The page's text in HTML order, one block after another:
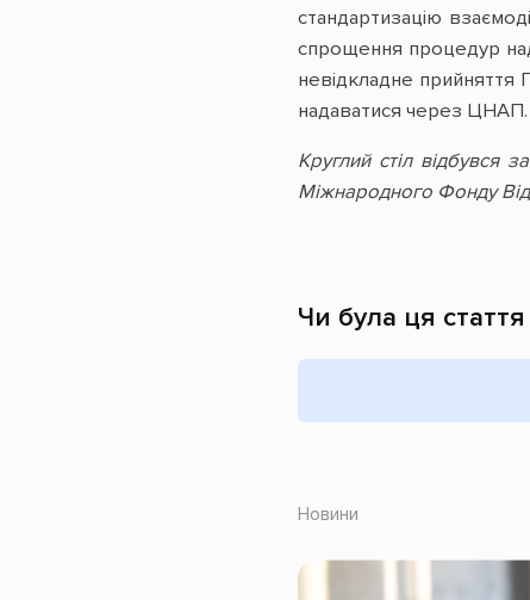
стандартизацію
спрощення процедур
невідкладне прийняття
надаватися через ЦНАП.
Круглий стіл відбувся
Міжнародного Фонду
Чи була ця
Новини